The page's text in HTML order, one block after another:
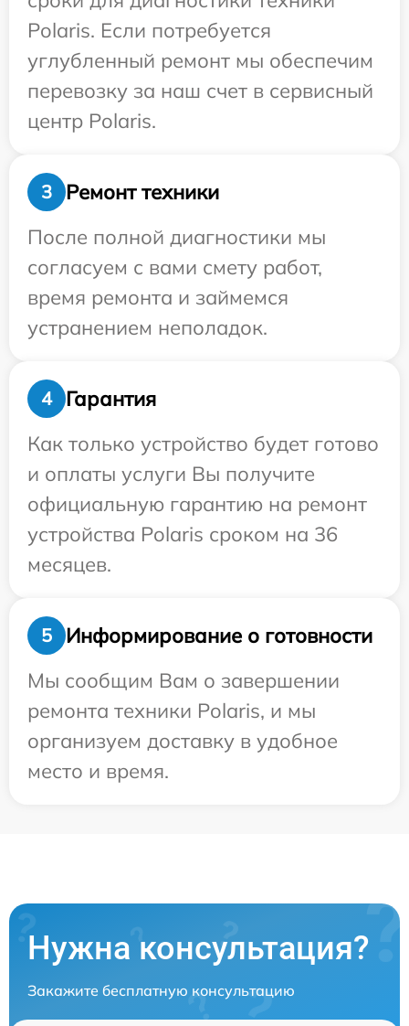
Polaris. Если потребуется
углубленный ремонт мы обеспечим
перевозку за наш счет в сервисный
центр Polaris.
3
Ремонт техники
После полной диагностики мы
согласуем с вами смету работ,
время ремонта и займемся
устранением неполадок.
4
Гарантия
Как только устройство будет готово
и оплаты услуги Вы получите
официальную гарантию на ремонт
устройства Polaris сроком на 36
месяцев.
5
Информирование о готовности
Мы сообщим Вам о завершении
ремонта техники Polaris, и мы
организуем доставку в удобное
место и время.
Нужна консультация?
Закажите бесплатную консультацию